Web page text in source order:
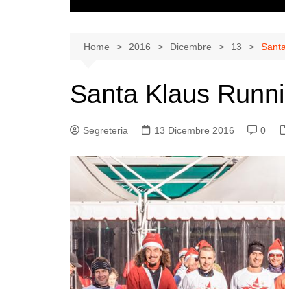
Statuto
CARTA ETICA DELLO
SPORT REGIONE
Informativa sull’utilizzo dei
www.runandfunbelluno.it
Rinnovo
Anno 2026
Home 2016 Dicembre 13
Santa Klaus
Segreteria 13 Dicembre 2016 0